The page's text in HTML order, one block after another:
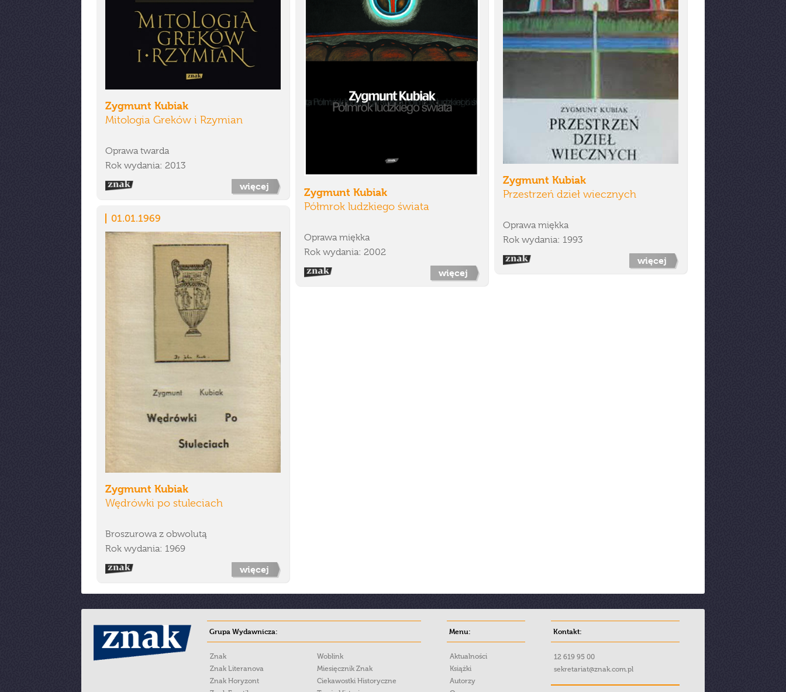
Zygmunt Kubiak
Mitologia Greków i Rzymian
Oprawa twarda
Rok wydania: 2013
więcej Zygmunt Kubiak
Półmrok ludzkiego świata
Oprawa miękka
Rok wydania: 2002
więcej
Zygmunt Kubiak
Przestrzeń dzieł wiecznych
Oprawa miękka
Rok wydania: 1993
więcej
01.01.1969
Zygmunt Kubiak
Wędrówki po stuleciach
Broszurowa z obwolutą
Rok wydania: 1969
więcej
Grupa Wydawnicza:
Znak
Znak Literanova
Znak Horyzont
Woblink
Miesięcznik Znak
Ciekawostki Historyczne
Menu:
Aktualności
Książki
Autorzy
Kontakt:
12 619 95 00
sekretariat@znak.com.pl